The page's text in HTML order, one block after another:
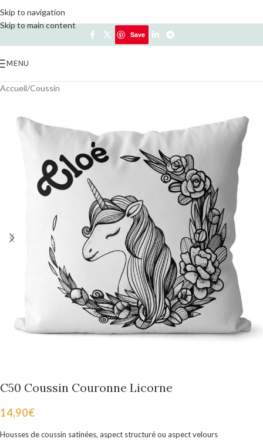
Skip to navigation
Skip to main content
Save
MENU
Accueil/Coussin
C50 Coussin Couronne Licorne
14,90€
Housses de coussin satinées, aspect structuré ou aspect velours